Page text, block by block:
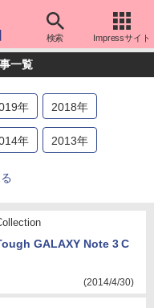
検索 Impressサイト
一覧
年 2018年
年 2013年
GALAXY Note 3 C
(2014/4/30)